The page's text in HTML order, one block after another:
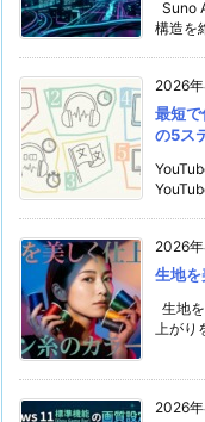
Suno
構造を
2026
最短
の5ス
2026
生地
生地
上がり
2026